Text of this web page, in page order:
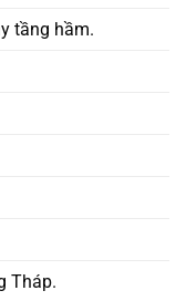
tầng hầm.
Tháp.